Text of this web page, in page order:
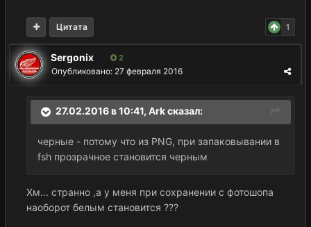
1
Цитата
Sergonix 2
Опубликовано: 27 февраля 2016
27.02.2016 в 10:41, Arkсказал:
черные - потому что из PNG, при запаковывании в
fsh прозрачное становится черным
Хм... странно ,а у меня при сохранении с фотошопа
наоборот белым становится ???